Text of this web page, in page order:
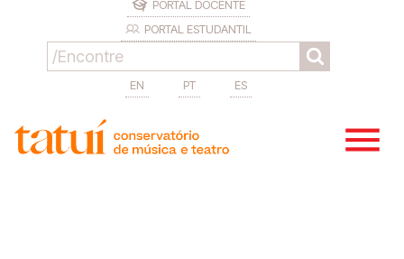
PORTAL DOCENTE
PORTAL ESTUDANTIL
EN PT ES